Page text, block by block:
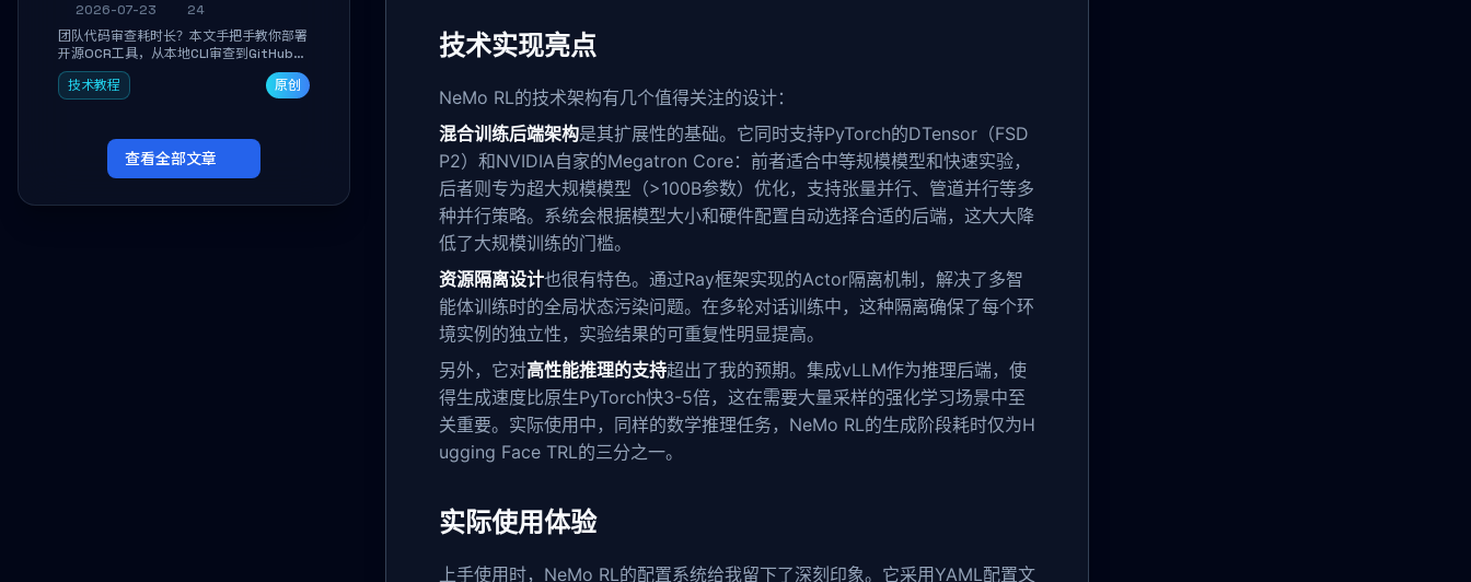
2026-07-23
24
团队代码审查耗时长？本文手把手教你部署
开源OCR工具，从本地CLI审查到GitHub
Actions自动化集成，掌握确定性代码质量
保障管线的搭建方法，轻松解决PR审查瓶
技术教程 原创
查看全部文章
技术实现亮点
NeMo RL的技术架构有几个值得关注的设计：
混合训练后端架构是其扩展性的基础。它同时支持PyTorch的DTensor（FSD
P2）和NVIDIA自家的Megatron Core：前者适合中等规模模型和快速实验，
后者则专为超大规模模型（>100B参数）优化，支持张量并行、管道并行等多
种并行策略。系统会根据模型大小和硬件配置自动选择合适的后端，这大大降
低了大规模训练的门槛。
资源隔离设计也很有特色。通过Ray框架实现的Actor隔离机制，解决了多智
能体训练时的全局状态污染问题。在多轮对话训练中，这种隔离确保了每个环
境实例的独立性，实验结果的可重复性明显提高。
另外，它对高性能推理的支持超出了我的预期。集成vLLM作为推理后端，使
得生成速度比原生PyTorch快3-5倍，这在需要大量采样的强化学习场景中至
关重要。实际使用中，同样的数学推理任务，NeMo RL的生成阶段耗时仅为H
ugging Face TRL的三分之一。
实际使用体验
上手使用时，NeMo RL的配置系统给我留下了深刻印象。它采用YAML配置文